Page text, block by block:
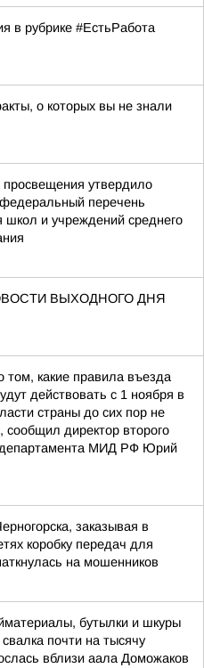
в рубрике #ЕстьРабота
о которых вы не знали
просвещения утвердило
перечень
школ и учреждений среднего
ВЫХОДНОГО ДНЯ
том, какие правила въезда
действовать с 1 ноября в
страны до сих пор не
сообщил директор второго
департамента МИД РФ Юрий
заказывая в
коробку передач для
на мошенников
бутылки и шкуры
свалка почти на тысячу
вблизи аала Доможаков